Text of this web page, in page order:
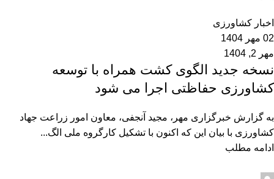
اخبار کشاورزی
02 مهر 1404
مهر 2, 1404
نسخه جدید الگوی کشت همراه با توسعه
کشاورزی حفاظتی اجرا می شود
به گزارش خبرگزاری مهر، مجید آنجفی، معاون امور زراعت جهاد
کشاورزی با بیان این که اکنون با تشکیل کارگروه ملی الگ...
ادامه مطلب